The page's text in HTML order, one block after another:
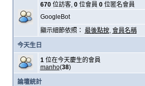
670位訪客, 0位會員 0位匿名會員
GoogleBot
顯示細節依照： 最後點按, 會員名稱
今天生日
1位在今天慶生的會員
manho(38)
論壇統計